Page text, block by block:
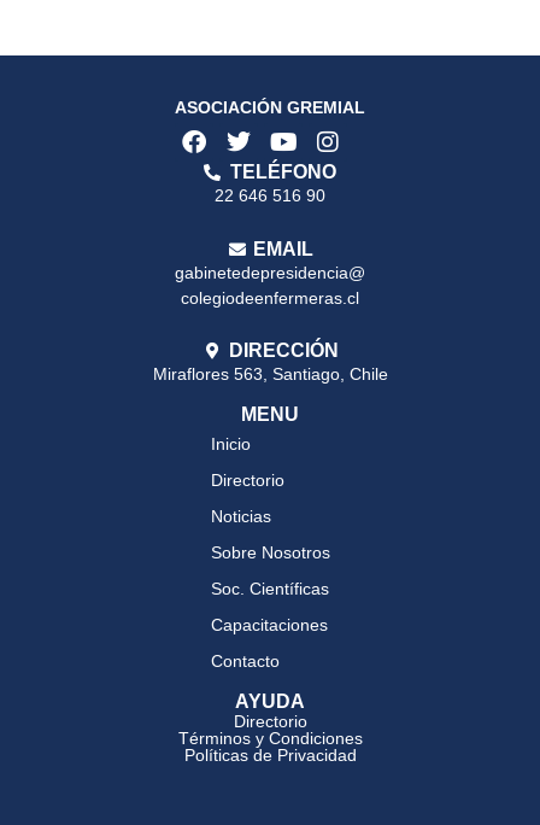
ASOCIACIÓN GREMIAL
TELÉFONO
22 646 516 90
EMAIL
gabinetedepresidencia@
colegiodeenfermeras.cl
DIRECCIÓN
Miraflores 563, Santiago, Chile
MENU
Inicio
Directorio
Noticias
Sobre Nosotros
Soc. Científicas
Capacitaciones
Contacto
AYUDA
Directorio
Términos y Condiciones
Políticas de Privacidad